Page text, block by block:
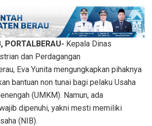
PORTALBERAU- Kepala Dinas
dan Perdagangan
Eva Yunita mengungkapkan pihaknya
bantuan non tunai bagi pelaku Usaha
(UMKM). Namun, ada
dipenuhi, yakni mesti memiliki
(NIB).